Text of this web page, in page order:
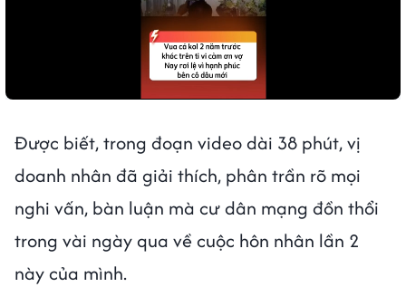
Được biết, trong đoạn video dài 38 phút, vị
doanh nhân đã giải thích, phân trần rõ mọi
nghi vấn, bàn luận mà cư dân mạng đồn thổi
trong vài ngày qua về cuộc hôn nhân lần 2
này của mình.